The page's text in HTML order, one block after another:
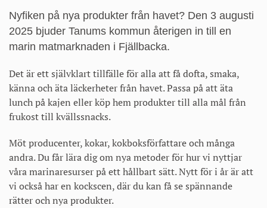
Nyfiken på nya produkter från havet? Den 3 augusti
2025 bjuder Tanums kommun återigen in till en
marin matmarknaden i Fjällbacka.
Det är ett självklart tillfälle för alla att få dofta, smaka,
känna och äta läckerheter från havet. Passa på att äta
lunch på kajen eller köp hem produkter till alla mål från
frukost till kvällssnacks.
Möt producenter, kokar, kokboksförfattare och många
andra. Du får lära dig om nya metoder för hur vi nyttjar
våra marinaresurser på ett hållbart sätt. Nytt för i år är att
vi också har en kockscen, där du kan få se spännande
rätter och nya produkter.